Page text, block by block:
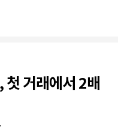
첫 거래에서 2배